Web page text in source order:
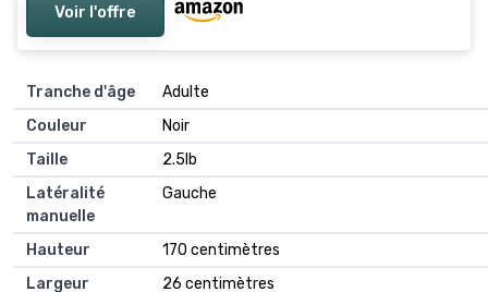
Voir l'offre
Tranche d'âge
‎Adulte
Couleur
‎Noir
Taille
‎2.5lb
Latéralité
manuelle
‎Gauche
Hauteur
‎170 centimètres
Largeur
‎26 centimètres